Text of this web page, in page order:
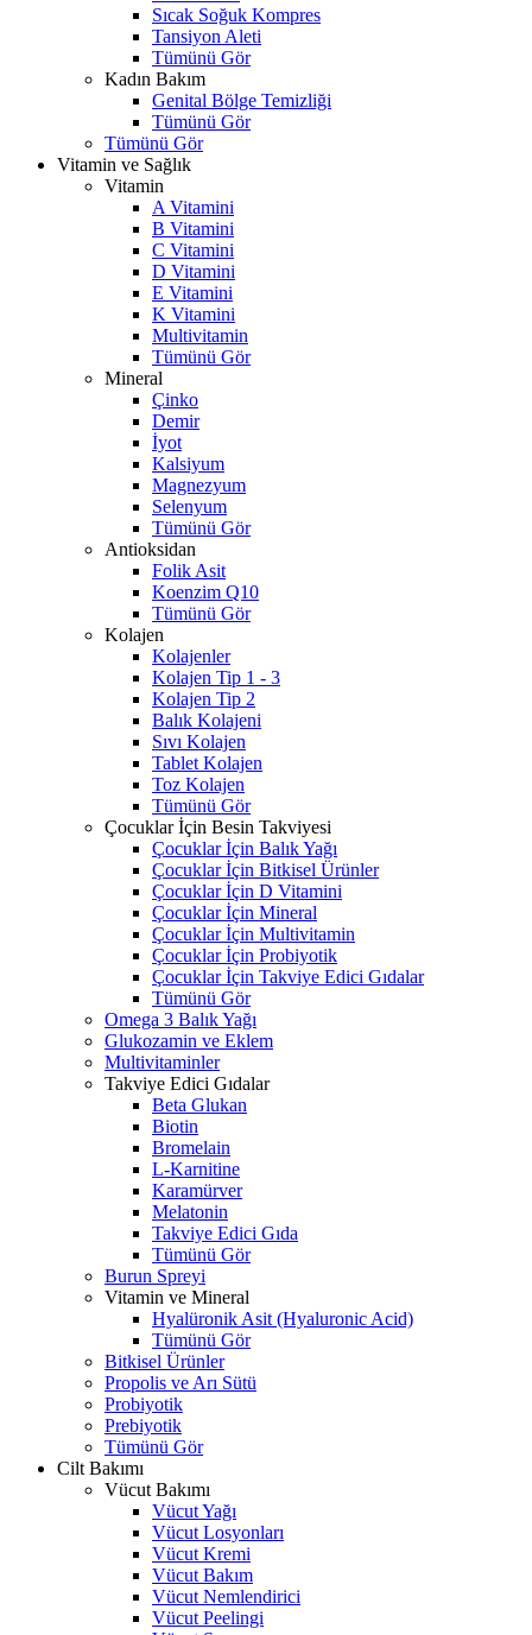
Sıcak Soğuk Kompres
Tansiyon Aleti
Tümünü Gör
Kadın Bakım
Genital Bölge Temizliği
Tümünü Gör
Tümünü Gör
Vitamin ve Sağlık
Vitamin
A Vitamini
B Vitamini
C Vitamini
D Vitamini
E Vitamini
K Vitamini
Multivitamin
Tümünü Gör
Mineral
Çinko
Demir
İyot
Kalsiyum
Magnezyum
Selenyum
Tümünü Gör
Antioksidan
Folik Asit
Koenzim Q10
Tümünü Gör
Kolajen
Kolajenler
Kolajen Tip 1 - 3
Kolajen Tip 2
Balık Kolajeni
Sıvı Kolajen
Tablet Kolajen
Toz Kolajen
Tümünü Gör
Çocuklar İçin Besin Takviyesi
Çocuklar İçin Balık Yağı
Çocuklar İçin Bitkisel Ürünler
Çocuklar İçin D Vitamini
Çocuklar İçin Mineral
Çocuklar İçin Multivitamin
Çocuklar İçin Probiyotik
Çocuklar İçin Takviye Edici Gıdalar
Tümünü Gör
Omega 3 Balık Yağı
Glukozamin ve Eklem
Multivitaminler
Takviye Edici Gıdalar
Beta Glukan
Biotin
Bromelain
L-Karnitine
Karamürver
Melatonin
Takviye Edici Gıda
Tümünü Gör
Burun Spreyi
Vitamin ve Mineral
Hyalüronik Asit (Hyaluronic Acid)
Tümünü Gör
Bitkisel Ürünler
Propolis ve Arı Sütü
Probiyotik
Prebiyotik
Tümünü Gör
Cilt Bakımı
Vücut Bakımı
Vücut Yağı
Vücut Losyonları
Vücut Kremi
Vücut Bakım
Vücut Nemlendirici
Vücut Peelingi